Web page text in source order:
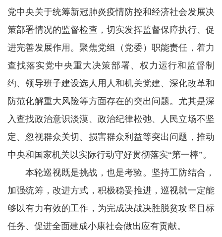
党中央关于统筹新冠肺炎疫情防控和经济社会发展决
策部署情况的监督检查，切实发挥监督保障执行、促
进完善发展作用。聚焦党组（党委）职能责任，着力
查找落实党中央重大决策部署、权力运行和监督制
约、领导班子建设选人用人和机关党建、深化改革和
防范化解重大风险等方面存在的突出问题。尤其是深
入查找政治意识淡漠、政治纪律松弛、人民立场不坚
定、忽视群众关切、损害群众利益等突出问题，推动
中央和国家机关以实际行动守好贯彻落实“第一棒”。
本轮巡视既是挑战，也是考验。坚持工防结合，
加强统筹，改进方式，积极稳妥推进，巡视就一定能
够以有力有效的工作，为完成决战决胜脱贫攻坚目标
任务、促进全面建成小康社会做出应有贡献。